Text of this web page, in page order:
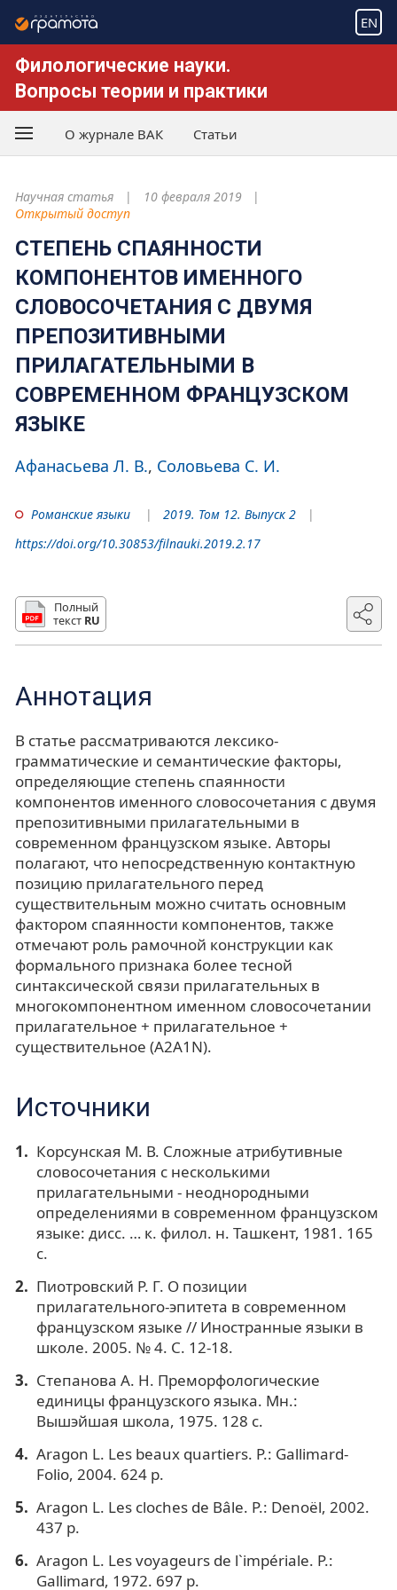
EN
Филологические науки.
Вопросы теории и практики
О журнале ВАК Статьи
Научная статья
10 февраля 2019
Открытый доступ
СТЕПЕНЬ СПАЯННОСТИ
КОМПОНЕНТОВ ИМЕННОГО
СЛОВОСОЧЕТАНИЯ С ДВУМЯ
ПРЕПОЗИТИВНЫМИ
ПРИЛАГАТЕЛЬНЫМИ В
СОВРЕМЕННОМ ФРАНЦУЗСКОМ
ЯЗЫКЕ
Афанасьева Л. В. Соловьева С. И.
Романские языки
2019. Том 12. Выпуск 2
https://doi.org/10.30853/filnauki.2019.2.17
Полный
текст RU
Аннотация
В статье рассматриваются лексико-
грамматические и семантические факторы,
определяющие степень спаянности
компонентов именного словосочетания с двумя
препозитивными прилагательными в
современном французском языке. Авторы
полагают, что непосредственную контактную
позицию прилагательного перед
существительным можно считать основным
фактором спаянности компонентов, также
отмечают роль рамочной конструкции как
формального признака более тесной
синтаксической связи прилагательных в
многокомпонентном именном словосочетании
прилагательное + прилагательное +
существительное (A2A1N).
Источники
Корсунская М. В. Сложные атрибутивные
словосочетания с несколькими
прилагательными - неоднородными
определениями в современном французском
языке: дисс. … к. филол. н. Ташкент, 1981. 165
c.
Пиотровский Р. Г. О позиции
прилагательного-эпитета в современном
французском языке // Иностранные языки в
школе. 2005. № 4. С. 12-18.
Степанова А. Н. Преморфологические
единицы французского языка. Мн.:
Вышэйшая школа, 1975. 128 с.
Aragon L. Les beaux quartiers. P.: Gallimard-
Folio, 2004. 624 p.
Aragon L. Les cloches de Bâle. P.: Denoël, 2002.
437 p.
Aragon L. Les voyageurs de l`impériale. P.:
Gallimard, 1972. 697 p.